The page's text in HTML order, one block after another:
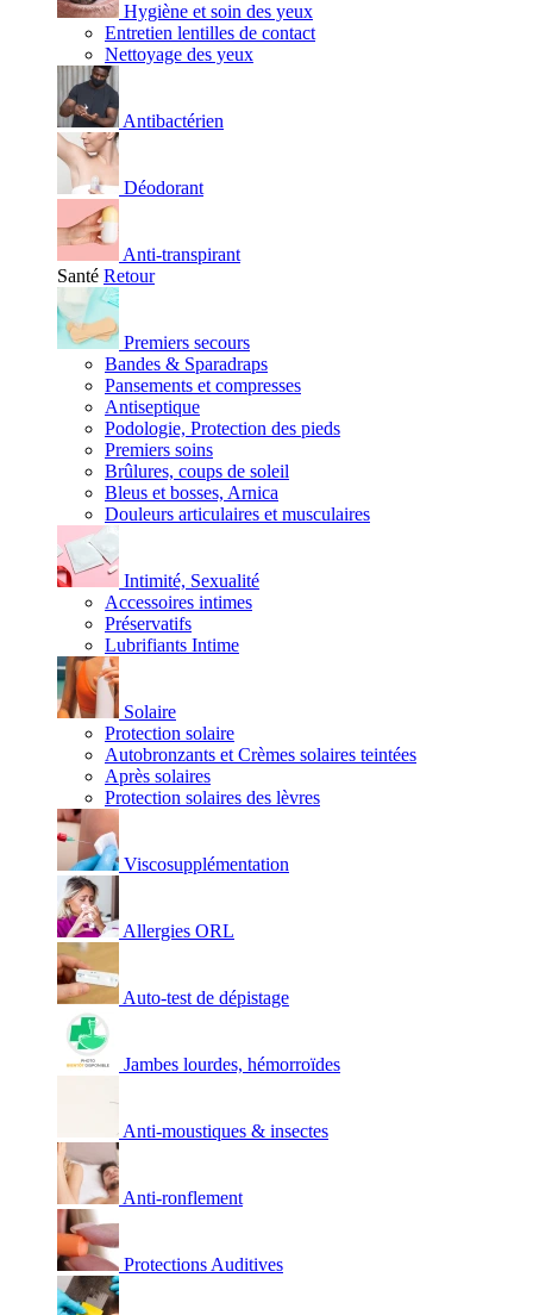
Hygiène et soin des yeux
Entretien lentilles de contact
Nettoyage des yeux
Antibactérien
Déodorant
Anti-transpirant
Santé Retour
Premiers secours
Bandes & Sparadraps
Pansements et compresses
Antiseptique
Podologie, Protection des pieds
Premiers soins
Brûlures, coups de soleil
Bleus et bosses, Arnica
Douleurs articulaires et musculaires
Intimité, Sexualité
Accessoires intimes
Préservatifs
Lubrifiants Intime
Solaire
Protection solaire
Autobronzants et Crèmes solaires teintées
Après solaires
Protection solaires des lèvres
Viscosupplémentation
Allergies ORL
Auto-test de dépistage
Jambes lourdes, hémorroïdes
Anti-moustiques & insectes
Anti-ronflement
Protections Auditives